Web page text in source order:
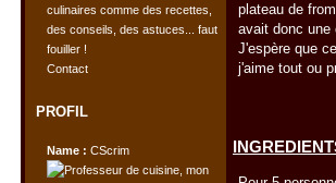
culinaires comme des recettes,
des conseils, des astuces... faut
fouiller !
Contact
PROFIL
Name : CScrim
plateau de
avait donc une
J'espère que
j'aime tout ou